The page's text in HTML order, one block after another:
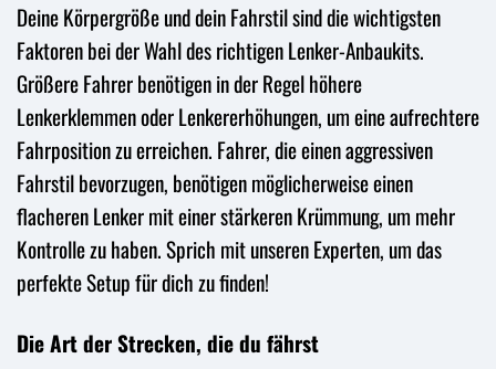
Deine Körpergröße und dein Fahrstil sind die wichtigsten
Faktoren bei der Wahl des richtigen Lenker-Anbaukits.
Größere Fahrer benötigen in der Regel höhere
Lenkerklemmen oder Lenkererhöhungen, um eine aufrechtere
Fahrposition zu erreichen. Fahrer, die einen aggressiven
Fahrstil bevorzugen, benötigen möglicherweise einen
flacheren Lenker mit einer stärkeren Krümmung, um mehr
Kontrolle zu haben. Sprich mit unseren Experten, um das
perfekte Setup für dich zu finden!
Die Art der Strecken, die du fährst